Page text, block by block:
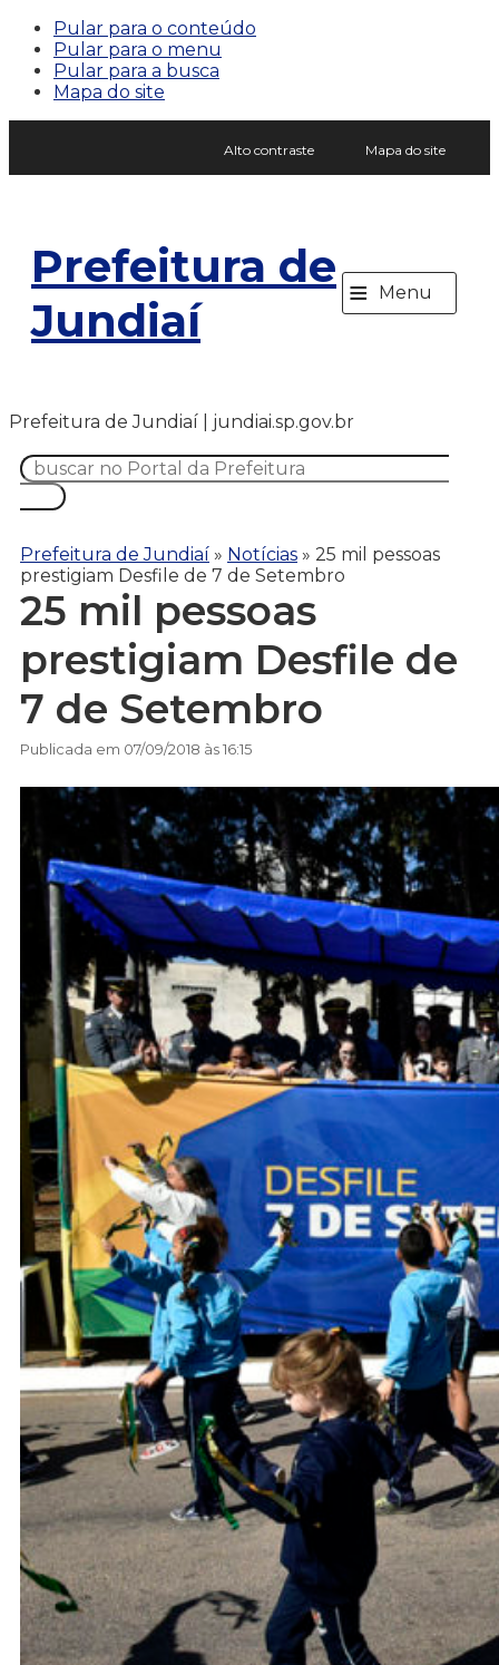
Pular para o conteúdo
Pular para o menu
Pular para a busca
Mapa do site
Alto contraste Mapa do site
Prefeitura de
Jundiaí
≡ Menu
Prefeitura de Jundiaí | jundiai.sp.gov.br
Prefeitura de Jundiaí » Notícias » 25 mil pessoas
prestigiam Desfile de 7 de Setembro
25 mil pessoas
prestigiam Desfile de
7 de Setembro
Publicada em 07/09/2018 às 16:15